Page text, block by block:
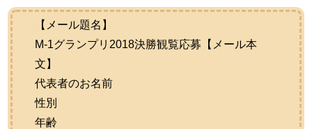
【メール題名】
M-1グランプリ2018決勝観覧応募【メール本
文】
代表者のお名前
性別
年齢